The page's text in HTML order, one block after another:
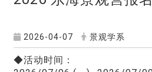
2026-04-07 景观学系
◆活动时间：